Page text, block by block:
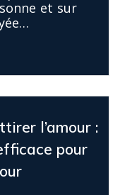
et sur
l’amour :
pour